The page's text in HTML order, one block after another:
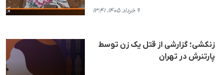
۹ خرداد ۱۴۰۵، ۱۳:۴۱
زنکشی؛ گزارشی از قتل یک زن توسط
پارتنرش در تهران